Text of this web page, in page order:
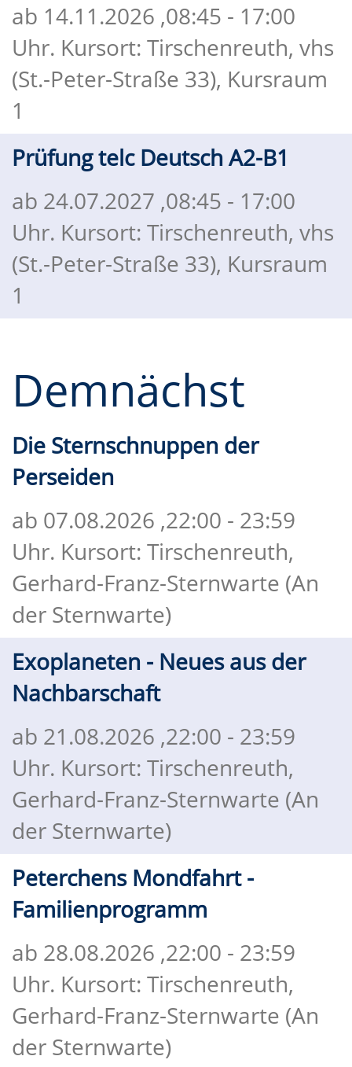
ab 14.11.2026 ,08:45 - 17:00
Uhr. Kursort: Tirschenreuth, vhs
(St.-Peter-Straße 33), Kursraum
1
Prüfung telc Deutsch A2-B1
ab 24.07.2027 ,08:45 - 17:00
Uhr. Kursort: Tirschenreuth, vhs
(St.-Peter-Straße 33), Kursraum
1
Demnächst
Die Sternschnuppen der
Perseiden
ab 07.08.2026 ,22:00 - 23:59
Uhr. Kursort: Tirschenreuth,
Gerhard-Franz-Sternwarte (An
der Sternwarte)
Exoplaneten - Neues aus der
Nachbarschaft
ab 21.08.2026 ,22:00 - 23:59
Uhr. Kursort: Tirschenreuth,
Gerhard-Franz-Sternwarte (An
der Sternwarte)
Peterchens Mondfahrt -
Familienprogramm
ab 28.08.2026 ,22:00 - 23:59
Uhr. Kursort: Tirschenreuth,
Gerhard-Franz-Sternwarte (An
der Sternwarte)